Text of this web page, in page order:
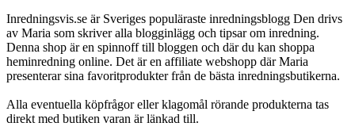
Inredningsvis.se är Sveriges populäraste inredningsblogg Den drivs
av Maria som skriver alla blogginlägg och tipsar om inredning.
Denna shop är en spinnoff till bloggen och där du kan shoppa
heminredning online. Det är en affiliate webshopp där Maria
presenterar sina favoritprodukter från de bästa inredningsbutikerna.
Alla eventuella köpfrågor eller klagomål rörande produkterna tas
direkt med butiken varan är länkad till.